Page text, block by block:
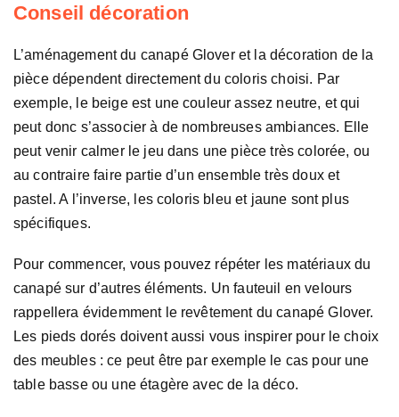
Conseil décoration
L’aménagement du canapé Glover et la décoration de la
pièce dépendent directement du coloris choisi. Par
exemple, le beige est une couleur assez neutre, et qui
peut donc s’associer à de nombreuses ambiances. Elle
peut venir calmer le jeu dans une pièce très colorée, ou
au contraire faire partie d’un ensemble très doux et
pastel. A l’inverse, les coloris bleu et jaune sont plus
spécifiques.
Pour commencer, vous pouvez répéter les matériaux du
canapé sur d’autres éléments. Un fauteuil en velours
rappellera évidemment le revêtement du canapé Glover.
Les pieds dorés doivent aussi vous inspirer pour le choix
des meubles : ce peut être par exemple le cas pour une
table basse ou une étagère avec de la déco.